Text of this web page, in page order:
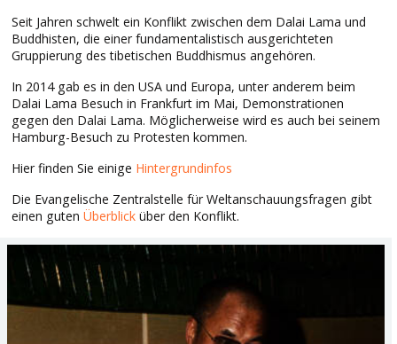
Seit Jahren schwelt ein Konflikt zwischen dem Dalai Lama und
Buddhisten, die einer fundamentalistisch ausgerichteten
Gruppierung des tibetischen Buddhismus angehören.
In 2014 gab es in den USA und Europa, unter anderem beim
Dalai Lama Besuch in Frankfurt im Mai, Demonstrationen
gegen den Dalai Lama. Möglicherweise wird es auch bei seinem
Hamburg-Besuch zu Protesten kommen.
Hier finden Sie einige Hintergrundinfos
Die Evangelische Zentralstelle für Weltanschauungsfragen gibt
einen gutenÜberblick über den Konflikt.